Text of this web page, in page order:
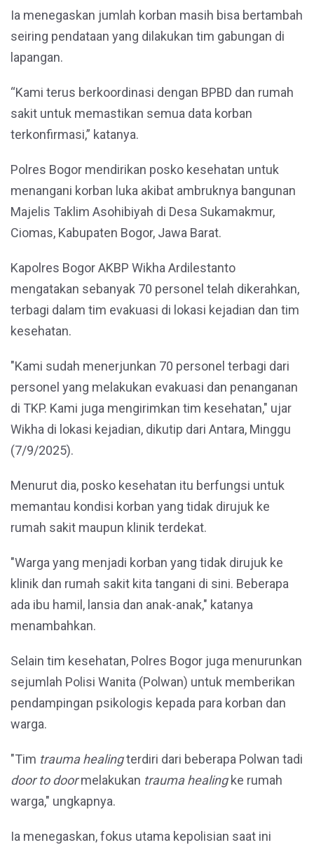
Ia menegaskan jumlah korban masih bisa bertambah
seiring pendataan yang dilakukan tim gabungan di
lapangan.
“Kami terus berkoordinasi dengan BPBD dan rumah
sakit untuk memastikan semua data korban
terkonfirmasi,” katanya.
Polres Bogor mendirikan posko kesehatan untuk
menangani korban luka akibat ambruknya bangunan
Majelis Taklim Asohibiyah di Desa Sukamakmur,
Ciomas, Kabupaten Bogor, Jawa Barat.
Kapolres Bogor AKBP Wikha Ardilestanto
mengatakan sebanyak 70 personel telah dikerahkan,
terbagi dalam tim evakuasi di lokasi kejadian dan tim
kesehatan.
"Kami sudah menerjunkan 70 personel terbagi dari
personel yang melakukan evakuasi dan penanganan
di TKP. Kami juga mengirimkan tim kesehatan," ujar
Wikha di lokasi kejadian, dikutip dari Antara, Minggu
(7/9/2025).
Menurut dia, posko kesehatan itu berfungsi untuk
memantau kondisi korban yang tidak dirujuk ke
rumah sakit maupun klinik terdekat.
"Warga yang menjadi korban yang tidak dirujuk ke
klinik dan rumah sakit kita tangani di sini. Beberapa
ada ibu hamil, lansia dan anak-anak," katanya
menambahkan.
Selain tim kesehatan, Polres Bogor juga menurunkan
sejumlah Polisi Wanita (Polwan) untuk memberikan
pendampingan psikologis kepada para korban dan
warga.
"Tim trauma healingterdiri dari beberapa Polwan tadi
door to doormelakukan trauma healingke rumah
warga," ungkapnya.
Ia menegaskan, fokus utama kepolisian saat ini